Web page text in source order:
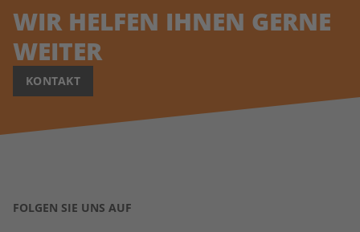
WIR HELFEN IHNEN GERNE
WEITER
KONTAKT
FOLGEN SIE UNS AUF